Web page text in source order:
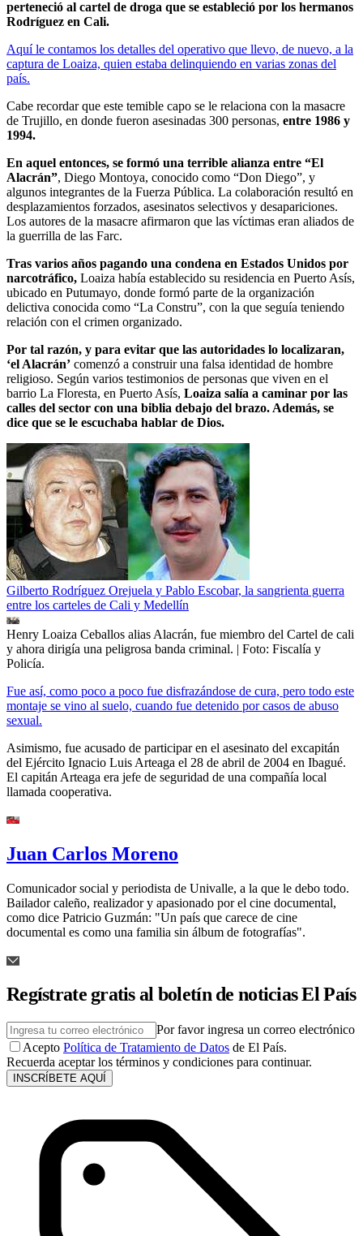
perteneció al cartel de droga que se estableció por los hermanos
Rodríguez en Cali.
Aquí le contamos los detalles del operativo que llevo, de nuevo, a la
captura de Loaiza, quien estaba delinquiendo en varias zonas del
país.
Cabe recordar que este temible capo se le relaciona con la masacre
de Trujillo, en donde fueron asesinadas 300 personas, entre 1986 y
1994.
En aquel entonces, se formó una terrible alianza entre “El
Alacrán”, Diego Montoya, conocido como “Don Diego”, y
algunos integrantes de la Fuerza Pública. La colaboración resultó en
desplazamientos forzados, asesinatos selectivos y desapariciones.
Los autores de la masacre afirmaron que las víctimas eran aliados de
la guerrilla de las Farc.
Tras varios años pagando una condena en Estados Unidos por
narcotráfico, Loaiza había establecido su residencia en Puerto Asís,
ubicado en Putumayo, donde formó parte de la organización
delictiva conocida como “La Constru”, con la que seguía teniendo
relación con el crimen organizado.
Por tal razón, y para evitar que las autoridades lo localizaran,
‘el Alacrán’ comenzó a construir una falsa identidad de hombre
religioso. Según varios testimonios de personas que viven en el
barrio La Floresta, en Puerto Asís, Loaiza salía a caminar por las
calles del sector con una biblia debajo del brazo. Además, se
dice que se le escuchaba hablar de Dios.
Gilberto Rodríguez Orejuela y Pablo Escobar, la sangrienta guerra
entre los carteles de Cali y Medellín
Henry Loaiza Ceballos alias Alacrán, fue miembro del Cartel de cali
y ahora dirigía una peligrosa banda criminal. | Foto: Fiscalía y
Policía.
Fue así, como poco a poco fue disfrazándose de cura, pero todo este
montaje se vino al suelo, cuando fue detenido por casos de abuso
sexual.
Asimismo, fue acusado de participar en el asesinato del excapitán
del Ejército Ignacio Luis Arteaga el 28 de abril de 2004 en Ibagué.
El capitán Arteaga era jefe de seguridad de una compañía local
llamada cooperativa.
Juan Carlos Moreno
Comunicador social y periodista de Univalle, a la que le debo todo.
Bailador caleño, realizador y apasionado por el cine documental,
como dice Patricio Guzmán: "Un país que carece de cine
documental es como una familia sin álbum de fotografías".
Regístrate gratis al boletín de noticias El País
Por favor ingresa un correo electrónico
Acepto Política de Tratamiento de Datos de El País.
Recuerda aceptar los términos y condiciones para continuar.
INSCRÍBETE AQUÍ